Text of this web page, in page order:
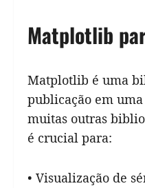
Matplotlib
Matplotlib é uma
publicação em
muitas outras
é crucial para:
• Visualização de